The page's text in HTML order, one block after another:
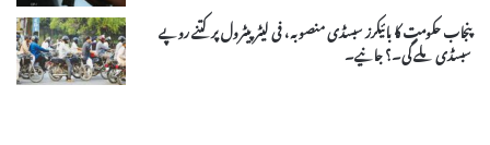
پنجاب حکومت کا بائیکرز سبسڈی منصوبہ، فی لیٹر پیٹرول پر کتنے روپے
سبسڈی ملے گی۔؟ جانیے۔